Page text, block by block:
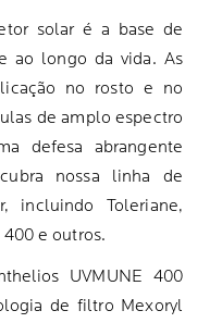
solar é a base de
ao longo da vida. As
no rosto e no
de amplo espectro
defesa abrangente
nossa linha de
incluindo Toleriane,
e outros.
UVMUNE 400
de filtro Mexoryl